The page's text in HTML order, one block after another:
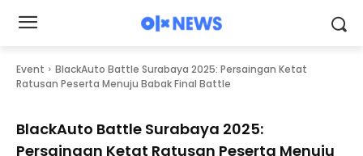
Event
BlackAuto Battle Surabaya 2025: Persaingan Ketat
Ratusan Peserta Menuju Babak Final Battle
BlackAuto Battle Surabaya 2025:
Persaingan Ketat Ratusan Peserta Menuju